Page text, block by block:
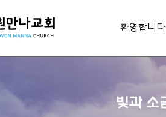
환영합니다